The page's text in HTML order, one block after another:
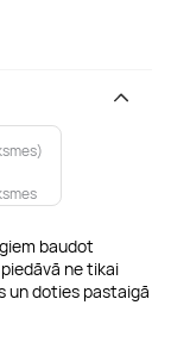
baudot
ne tikai
un doties pastaigā
)